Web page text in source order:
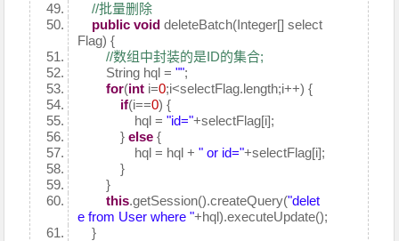
//批量删除
public void deleteBatch(Integer[] select
Flag) {
//数组中封装的是ID的集合;
String hql ="";
for(int i=0;i<selectFlag.length;i++) {
if(i==0) {
hql ="id="+selectFlag[i];
}else {
hql = hql +" or id="+selectFlag[i];
}
}
this.getSession().createQuery("delet
e from User where "+hql).executeUpdate();
}